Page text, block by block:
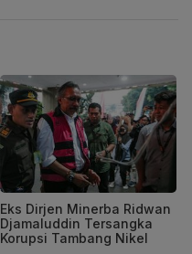
Eks Dirjen Minerba Ridwan
Djamaluddin Tersangka
Korupsi Tambang Nikel